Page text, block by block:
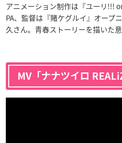
アニメーション制作は『ユーリ!!!
PA、監督は『賭ケグルイ』オープ
久さん。青春ストーリーを描いた
MV「ナナツイロ